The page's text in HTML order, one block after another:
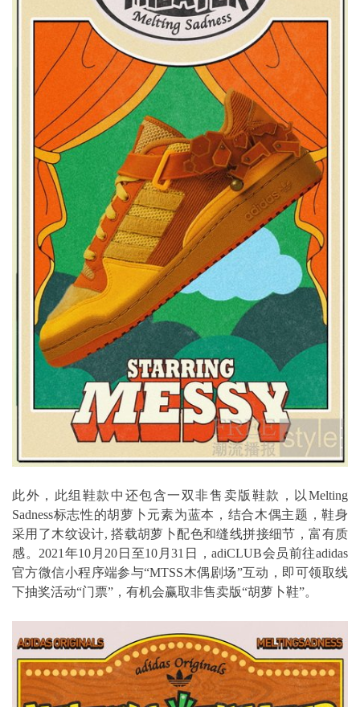
此外，此组鞋款中还包含一双非售卖版鞋款，以Melting
Sadness标志性的胡萝卜元素为蓝本，结合木偶主题，鞋身
采用了木纹设计, 搭载胡萝卜配色和缝线拼接细节，富有质
感。2021年10月20日至10月31日，adiCLUB会员前往adidas
官方微信小程序端参与“MTSS木偶剧场”互动，即可领取线
下抽奖活动“门票”，有机会赢取非售卖版“胡萝卜鞋”。